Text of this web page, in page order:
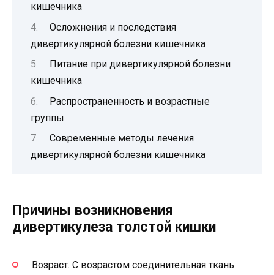
кишечника
Осложнения и последствия
дивертикулярной болезни кишечника
Питание при дивертикулярной болезни
кишечника
Распространенность и возрастные
группы
Современные методы лечения
дивертикулярной болезни кишечника
Причины возникновения
дивертикулеза толстой кишки
Возраст. С возрастом соединительная ткань